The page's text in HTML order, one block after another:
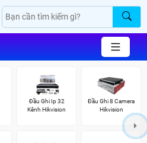
Đầu Ghi Ip 32
Kênh Hikvision
Đầu Ghi 8 Camera
Hikvision